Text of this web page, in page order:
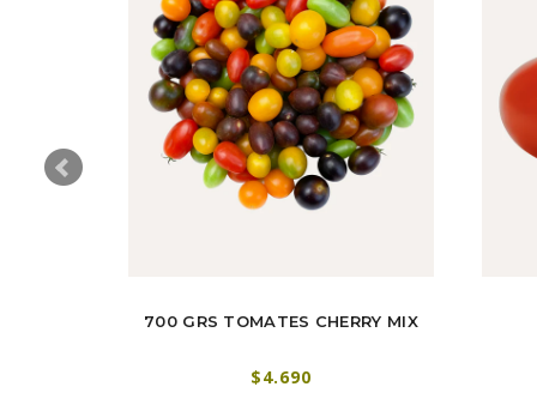
700 GRS TOMATES CHERRY MIX
$4.690